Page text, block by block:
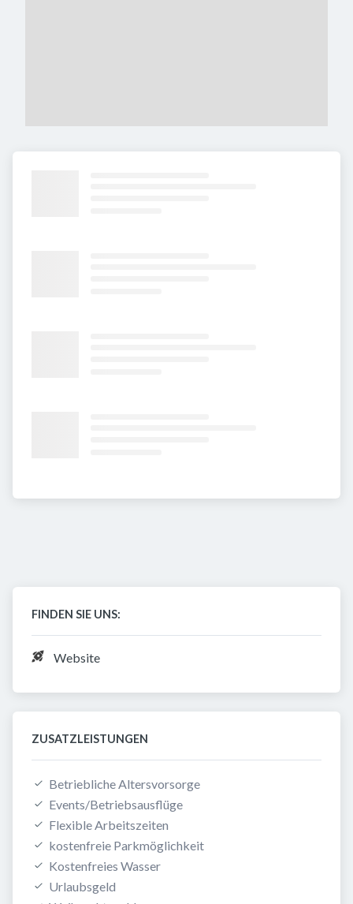
FINDEN SIE UNS:
Website
ZUSATZLEISTUNGEN
Betriebliche Altersvorsorge
Events/Betriebsausflüge
Flexible Arbeitszeiten
kostenfreie Parkmöglichkeit
Kostenfreies Wasser
Urlaubsgeld